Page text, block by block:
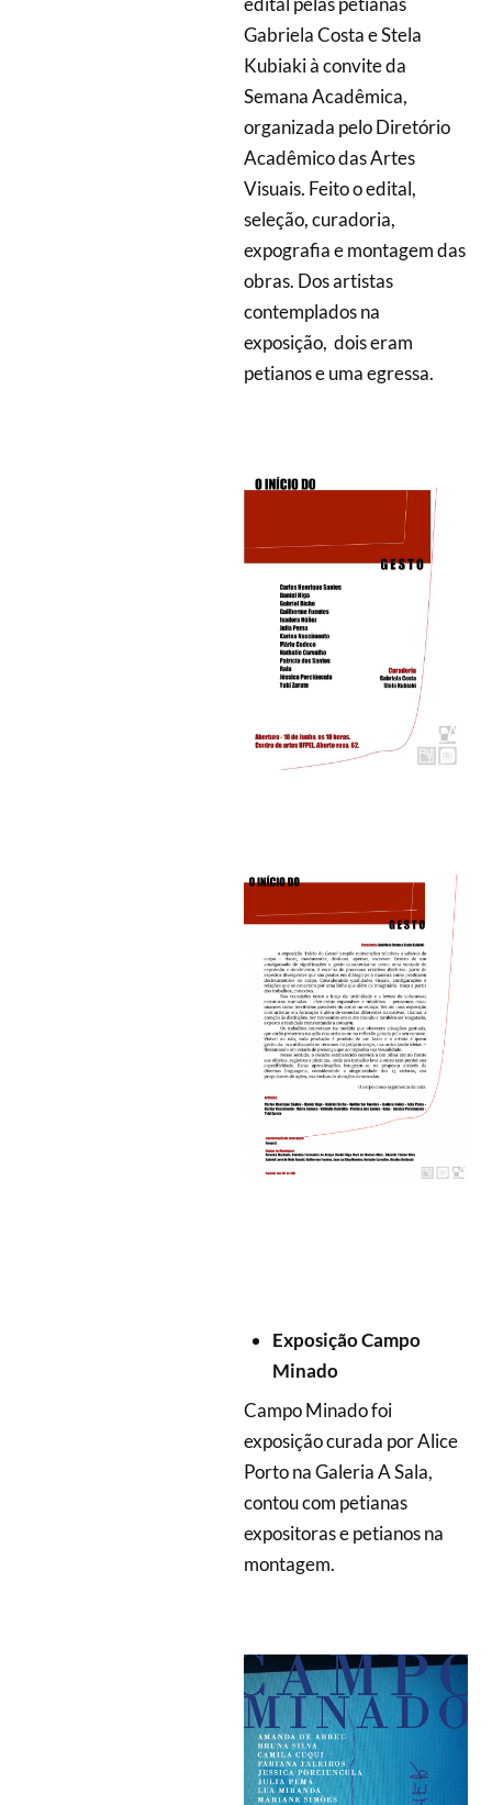
Gabriela Costa e Stela
Kubiaki à convite da
Semana Acadêmica,
organizada pelo Diretório
Acadêmico das Artes
Visuais. Feito o edital,
seleção, curadoria,
expografia e montagem das
obras. Dos artistas
contemplados na
exposição, dois eram
petianos e uma egressa.
Exposição Campo
Minado
Campo Minado foi
exposição curada por Alice
Porto na Galeria A Sala,
contou com petianas
expositoras e petianos na
montagem.